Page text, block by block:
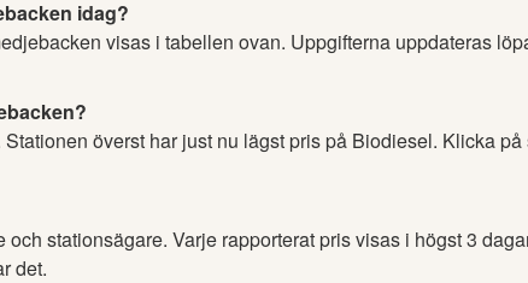
idag?
visas i tabellen ovan. Uppgifterna uppdateras
överst har just nu lägst pris på Biodiesel. Klicka
stationsägare. Varje rapporterat pris visas i högst 3
det.